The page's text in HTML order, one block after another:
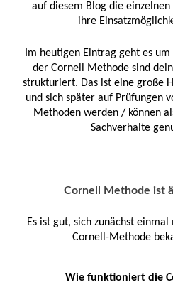
auf diesem Blog die
ihre
Im heutigen Eintrag geht es um
der Cornell Methode sind
strukturiert. Das ist eine große
und sich später auf Prüfungen
Methoden werden / können
Sachverhalte
Cornell Methode ist
Es ist gut, sich zunächst
Cornell-Methode
Wie funktioniert die